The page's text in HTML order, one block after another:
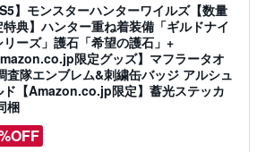
】モンスターハンターワイルズ【数量
特典】ハンター重ね着装備「ギルドナイ
リーズ」護石「希望の護石」+
限定グッズ】マフラータオ
査隊エンブレム&刺繍缶バッジ アルシュ
ド【Amazon.co.jp限定】蓄光ステッカ
梱